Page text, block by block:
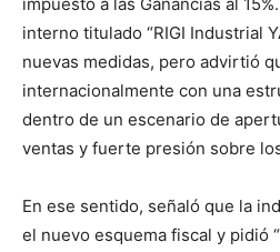
interno titulado “RIGI Industrial
nuevas medidas, pero advirtió
internacionalmente con una
dentro de un escenario de
ventas y fuerte presión sobre
En ese sentido, señaló que la
el nuevo esquema fiscal y pidió